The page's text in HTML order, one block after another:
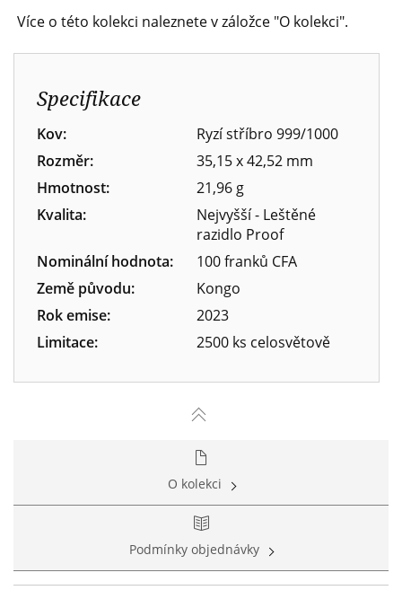
Více o této kolekci naleznete v záložce "O kolekci".
Specifikace
Kov:
Ryzí stříbro 999/1000
Rozměr:
35,15 x 42,52 mm
Hmotnost:
21,96 g
Kvalita:
Nejvyšší - Leštěné
razidlo Proof
Nominální hodnota:
100 franků CFA
Země původu:
Kongo
Rok emise:
2023
Limitace:
2500 ks celosvětově
O kolekci
Podmínky objednávky